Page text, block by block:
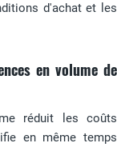
d'achat et les
en volume de
réduit les coûts
en même temps